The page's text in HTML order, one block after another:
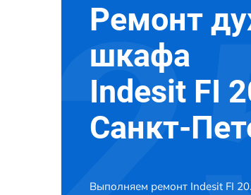
Ремонт
шкафа
Indesit FI
Санкт-
Выполняем ремонт Indesit FI